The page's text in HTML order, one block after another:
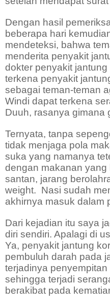
Dengan hasil
beberapa hari
mendeteksi, bahwa
menderita penyakit
dokter penyakit
terkena penyakit
sebagai teman-teman
Windi dapat terkena
Duuh, rasanya gimana
Ternyata, tanpa
tidak menjaga pola
suka yang namanya
dengan makanan
santan, jarang
weight. Nasi sudah
akhirnya masuk dalam
Dari kejadian itu saya
diri sendiri. Apalagi di
Ya, penyakit jantung
pembuluh darah pada
terjadinya
sehingga terjadi
berakibat pada